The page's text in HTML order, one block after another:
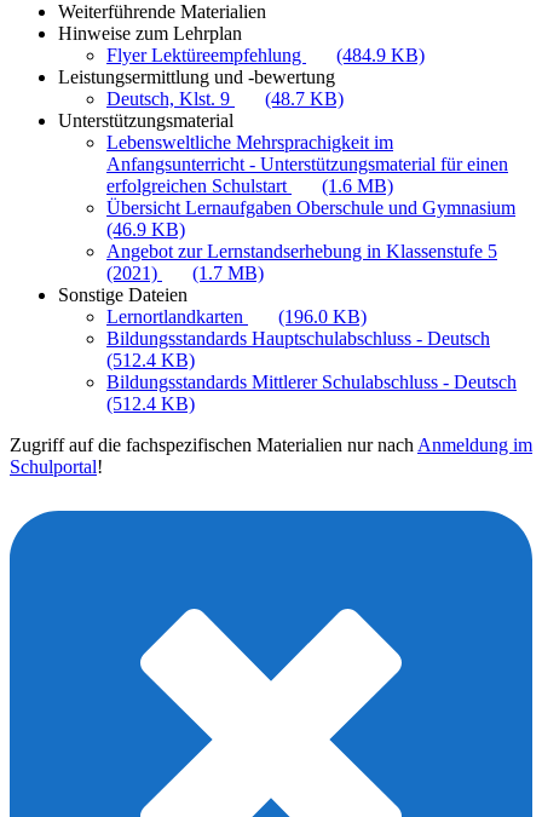
Weiterführende Materialien
Hinweise zum Lehrplan
Flyer Lektüreempfehlung
(484.9 KB)
Leistungsermittlung und -bewertung
Deutsch, Klst. 9
(48.7 KB)
Unterstützungsmaterial
Lebensweltliche Mehrsprachigkeit im
Anfangsunterricht - Unterstützungsmaterial für einen
erfolgreichen Schulstart
(1.6 MB)
Übersicht Lernaufgaben Oberschule und Gymnasium
(46.9 KB)
Angebot zur Lernstandserhebung in Klassenstufe 5
(2021)
(1.7 MB)
Sonstige Dateien
Lernortlandkarten
(196.0 KB)
Bildungsstandards Hauptschulabschluss - Deutsch
(512.4 KB)
Bildungsstandards Mittlerer Schulabschluss - Deutsch
(512.4 KB)
Zugriff auf die fachspezifischen Materialien nur nach Anmeldung im
Schulportal!